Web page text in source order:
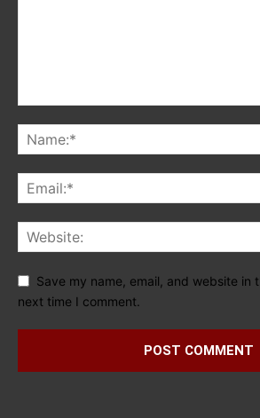
Save my name, email, and website in
next time I comment.